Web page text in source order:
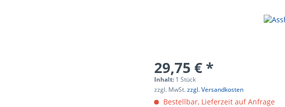
29,75 € *
Inhalt: 1 Stück
zzgl. MwSt.zzgl. Versandkosten
Bestellbar, Lieferzeit auf Anfrage